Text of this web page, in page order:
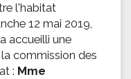
l'habitat
12 mai 2019,
accueilli une
commission des
: Mme